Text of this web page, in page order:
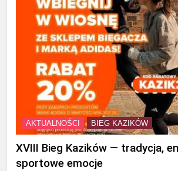
AKTUALNOŚCI BIEG KAZIKÓW
XVIII Bieg Kazików — tradycja,
sportowe emocje